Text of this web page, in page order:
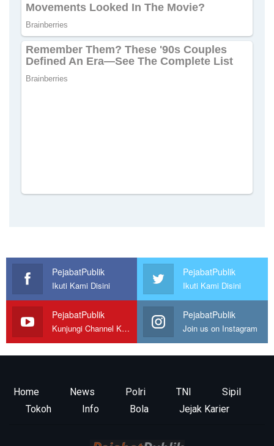
PejabatPublik
Ikuti Kami Disini
PejabatPublik
Ikuti Kami Disini
PejabatPublik
Kunjungi Channel Kami
PejabatPublik
Join us on Instagram
Home News Polri TNI
Sipil
Tokoh
Info Bola Jejak Karier